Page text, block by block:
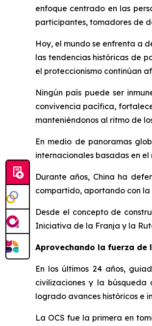
enfoque centrado en las
participantes, tomadores de
Hoy, el mundo se enfrenta a
las tendencias históricas de
el proteccionismo continúan
Ningún país puede ser
convivencia pacífica,
manteniéndonos al ritmo de
En medio de panoramas
internacionales basadas en
Durante años, China ha
compartido, aportando con la
Desde el concepto de
Iniciativa de la Franja y la
Aprovechando la fuerza de
En los últimos 24 años,
civilizaciones y la búsqueda
logrado avances históricos e
La OCS fue la primera en